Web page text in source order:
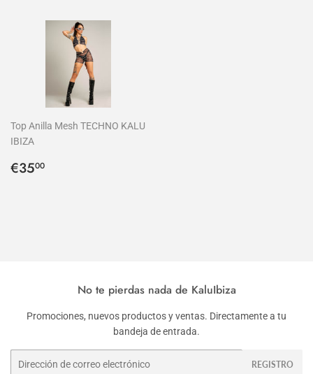
Top Anilla Mesh TECHNO KALU
IBIZA
Precio
€3500
No te pierdas nada de KaluIbiza
Promociones, nuevos productos y ventas. Directamente a tu
bandeja de entrada.
REGISTRO